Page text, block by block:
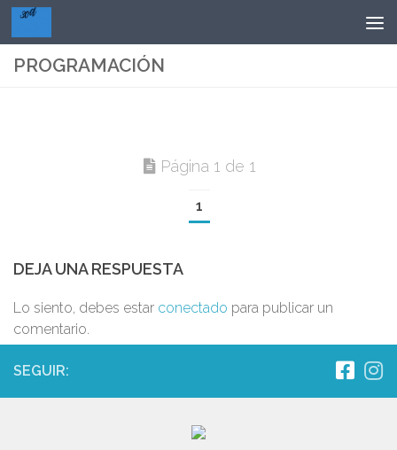
PROGRAMACIÓN
Página 1 de 1
1
DEJA UNA RESPUESTA
Lo siento, debes estar conectado para publicar un
comentario.
SEGUIR: